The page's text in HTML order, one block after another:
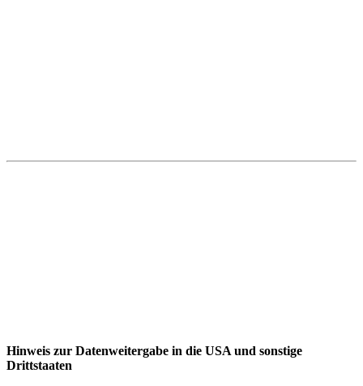
Hinweis zur Datenweitergabe in die USA und sonstige
Drittstaaten